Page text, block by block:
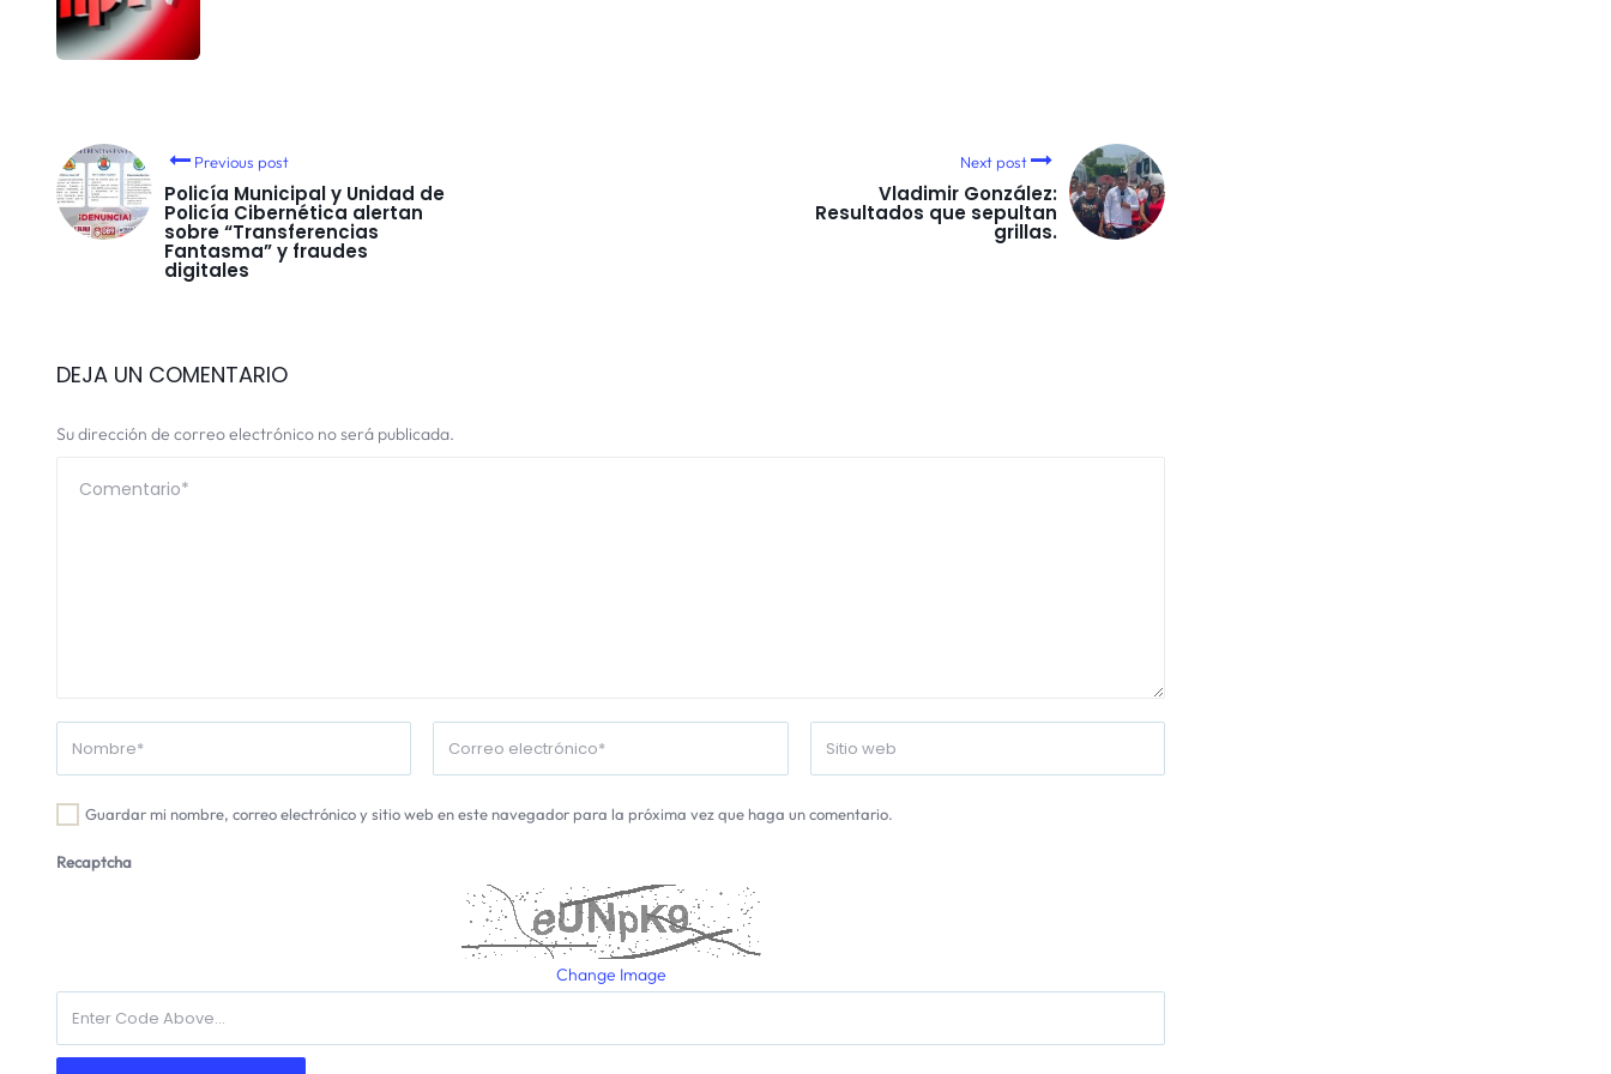
Previous post
Policía Municipal y Unidad de
Policía Cibernética alertan
sobre “Transferencias
Fantasma” y fraudes
digitales
Next post
Vladimir González:
Resultados que sepultan
grillas.
DEJA UN COMENTARIO
Su dirección de correo electrónico no será publicada.
Guardar mi nombre, correo electrónico y sitio web en este navegador para la próxima vez que haga un comentario.
Recaptcha
Change Image